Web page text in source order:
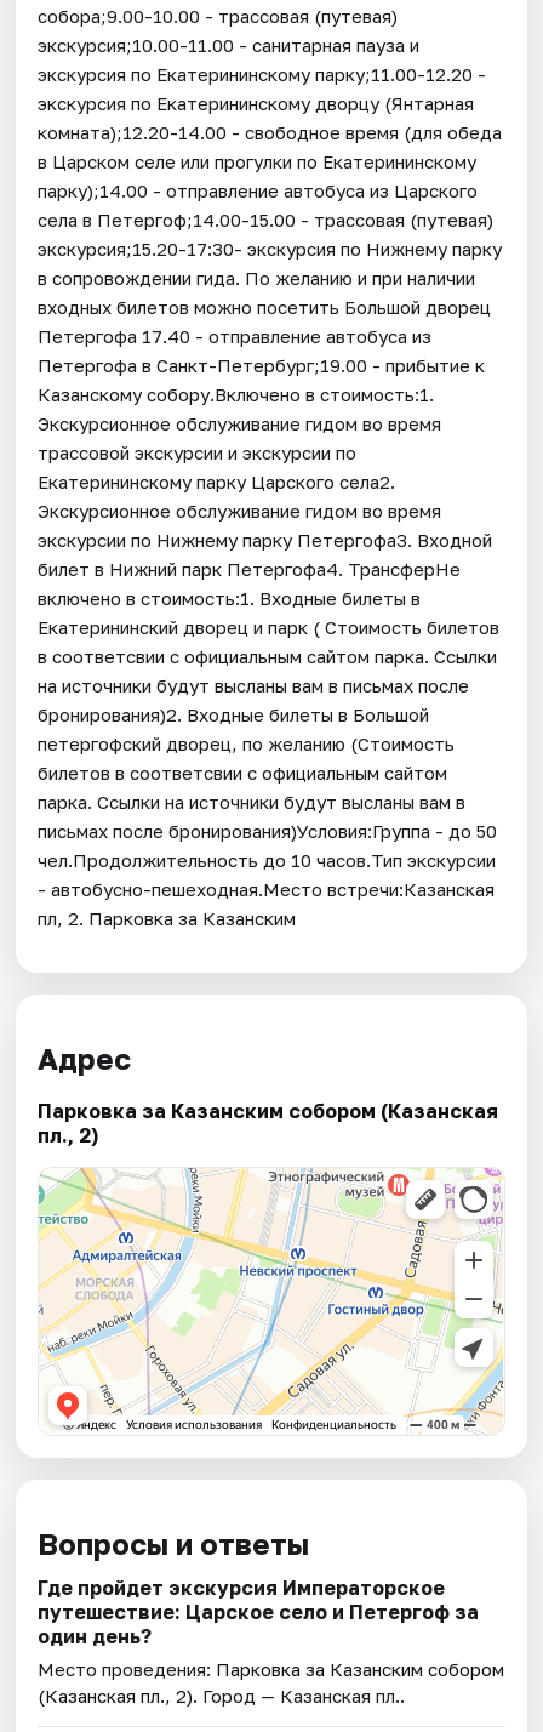
собора;9.00-10.00 - трассовая (путевая)
экскурсия;10.00-11.00 - санитарная пауза и
экскурсия по Екатерининскому парку;11.00-12.20 -
экскурсия по Екатерининскому дворцу (Янтарная
комната);12.20-14.00 - свободное время (для обеда
в Царском селе или прогулки по Екатерининскому
парку);14.00 - отправление автобуса из Царского
села в Петергоф;14.00-15.00 - трассовая (путевая)
экскурсия;15.20-17:30- экскурсия по Нижнему парку
в сопровождении гида. По желанию и при наличии
входных билетов можно посетить Большой дворец
Петергофа 17.40 - отправление автобуса из
Петергофа в Санкт-Петербург;19.00 - прибытие к
Казанскому собору.Включено в стоимость:1.
Экскурсионное обслуживание гидом во время
трассовой экскурсии и экскурсии по
Екатерининскому парку Царского села2.
Экскурсионное обслуживание гидом во время
экскурсии по Нижнему парку Петергофа3. Входной
билет в Нижний парк Петергофа4. ТрансферНе
включено в стоимость:1. Входные билеты в
Екатерининский дворец и парк ( Стоимость билетов
в соответсвии с официальным сайтом парка. Ссылки
на источники будут высланы вам в письмах после
бронирования)2. Входные билеты в Большой
петергофский дворец, по желанию (Стоимость
билетов в соответсвии с официальным сайтом
парка. Ссылки на источники будут высланы вам в
письмах после бронирования)Условия:Группа - до 50
чел.Продолжительность до 10 часов.Тип экскурсии
- автобусно-пешеходная.Место встречи:Казанская
пл, 2. Парковка за Казанским
Адрес
Парковка за Казанским собором (Казанская
пл., 2)
Вопросы и ответы
Где пройдет экскурсия Императорское
путешествие: Царское село и Петергоф за
один день?
Место проведения: Парковка за Казанским собором
(Казанская пл., 2). Город — Казанская пл..